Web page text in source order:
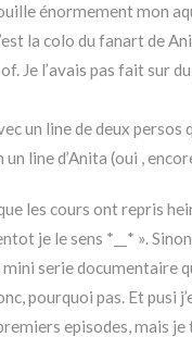
énormement mon
la colo du fanart de
Je l’avais pas fait sur
un line de deux persos
un line d’Anita (oui ,
les cours ont repris
je le sens *__* ».
serie documentaire
pourquoi pas. Et pusi
episodes, mais